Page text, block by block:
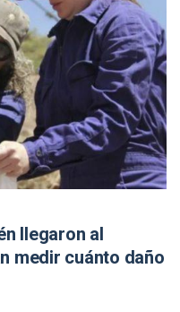
llegaron al
medir cuánto daño